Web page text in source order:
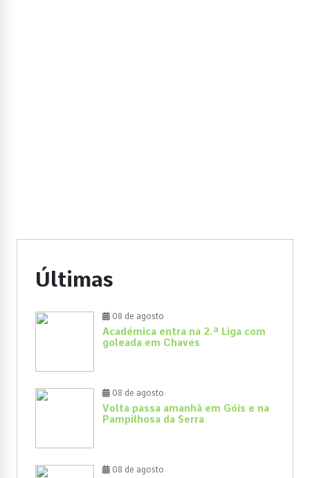
Últimas
08 de agosto
Académica entra na 2.ª Liga com
goleada em Chaves
08 de agosto
Volta passa amanhã em Góis e na
Pampilhosa da Serra
08 de agosto